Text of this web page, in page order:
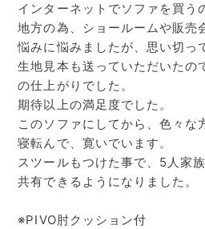
インターネットでソファを買う
地方の為、ショールームや販売
悩みに悩みましたが、思い切っ
生地見本も送っていただいたの
の仕上がりでした。
期待以上の満足度でした。
このソファにしてから、色々な
寝転んで、寛いでいます。
スツールもつけた事で、5人家
共有できるようになりました。
※PIVO肘クッション付